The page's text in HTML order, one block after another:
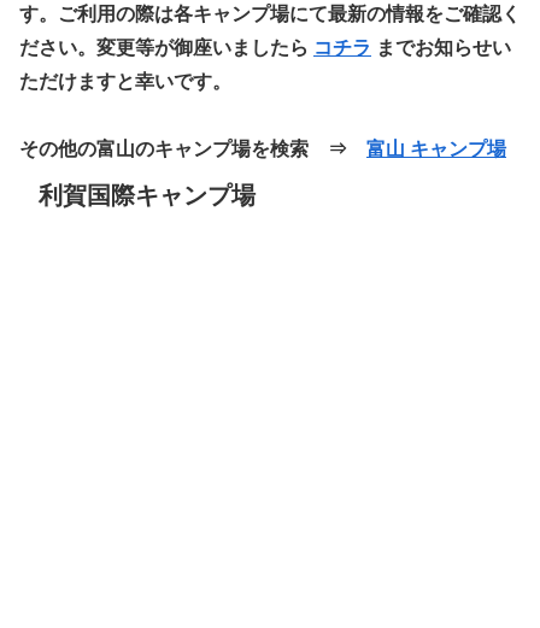
す。ご利用の際は各キャンプ場にて最新の情報をご確認く
ださい。変更等が御座いましたら コチラ までお知らせい
ただけますと幸いです。
その他の富山のキャンプ場を検索 ⇒ 富山 キャンプ場
利賀国際キャンプ場